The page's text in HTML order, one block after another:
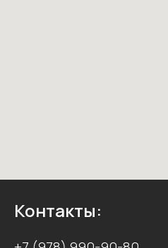
Контакты: